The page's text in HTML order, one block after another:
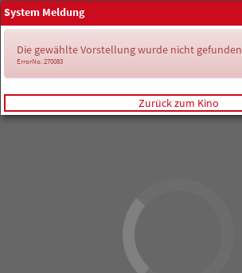
System Meldung
Die gewählte Vorstellung wurde nicht gefunden
ErrorNo. 270083
Zurück zum Kino